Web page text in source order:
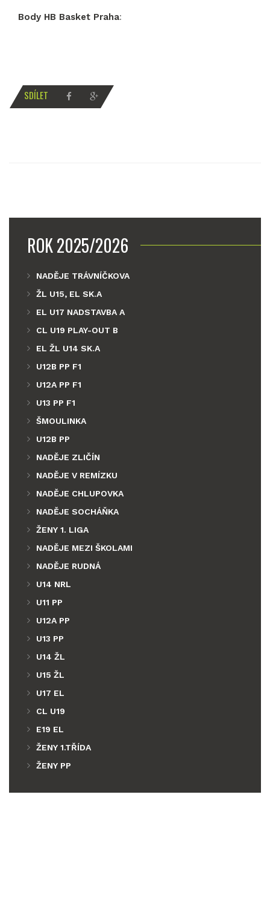
ROK 2025/2026
NADĚJE TRÁVNÍČKOVA
ŽL U15, EL SK.A
EL U17 NADSTAVBA A
CL U19 PLAY-OUT B
EL ŽL U14 SK.A
U12B PP F1
U12A PP F1
U13 PP F1
ŠMOULINKA
U12B PP
NADĚJE ZLIČÍN
NADĚJE V REMÍZKU
NADĚJE CHLUPOVKA
NADĚJE SOCHÁŇKA
ŽENY 1. LIGA
NADĚJE MEZI ŠKOLAMI
NADĚJE RUDNÁ
U14 NRL
U11 PP
U12A PP
U13 PP
U14 ŽL
U15 ŽL
U17 EL
CL U19
E19 EL
ŽENY 1.TŘÍDA
ŽENY PP
Body HB Basket Praha:
SDÍLET